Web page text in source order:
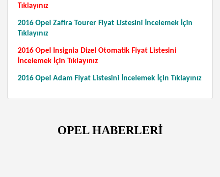
Tıklayınız
2016 Opel Zafira Tourer Fiyat Listesini İncelemek İçin
Tıklayınız
2016 Opel Insignia Dizel Otomatik Fiyat Listesini
İncelemek İçin Tıklayınız
2016 Opel Adam Fiyat Listesini İncelemek İçin Tıklayınız
OPEL HABERLERİ